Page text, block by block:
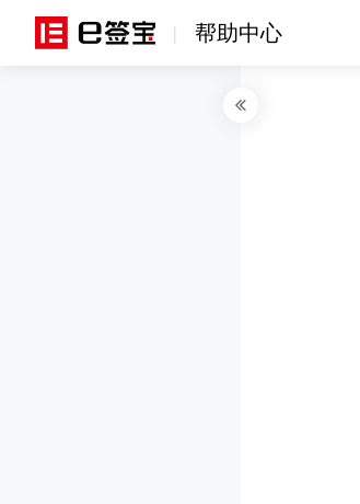
| 帮助中心